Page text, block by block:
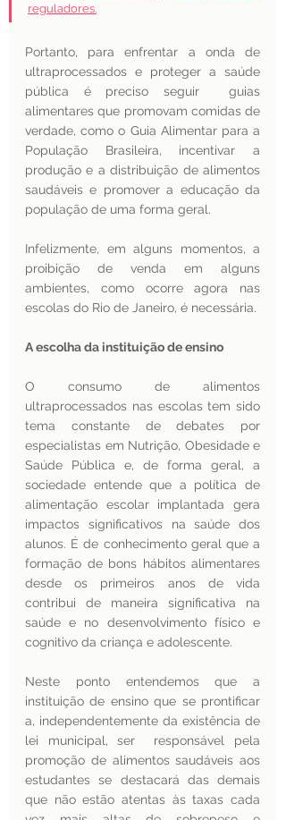
reguladores.
Portanto, para enfrentar a onda de
ultraprocessados e proteger a saúde
pública é preciso seguir  guias
alimentares que promovam comidas de
verdade, como o Guia Alimentar para a
População Brasileira, incentivar a
produção e a distribuição de alimentos
saudáveis e promover a educação da
população de uma forma geral.
Infelizmente, em alguns momentos, a
proibição de venda em alguns
ambientes, como ocorre agora nas
escolas do Rio de Janeiro, é necessária.
A escolha da instituição de ensino
O consumo de alimentos
ultraprocessados nas escolas tem sido
tema constante de debates por
especialistas em Nutrição, Obesidade e
Saúde Pública e, de forma geral, a
sociedade entende que a política de
alimentação escolar implantada gera
impactos significativos na saúde dos
alunos. É de conhecimento geral que a
formação de bons hábitos alimentares
desde os primeiros anos de vida
contribui de maneira significativa na
saúde e no desenvolvimento físico e
cognitivo da criança e adolescente.
Neste ponto entendemos que a
instituição de ensino que se prontificar
a, independentemente da existência de
lei municipal, ser  responsável pela
promoção de alimentos saudáveis aos
estudantes se destacará das demais
que não estão atentas às taxas cada